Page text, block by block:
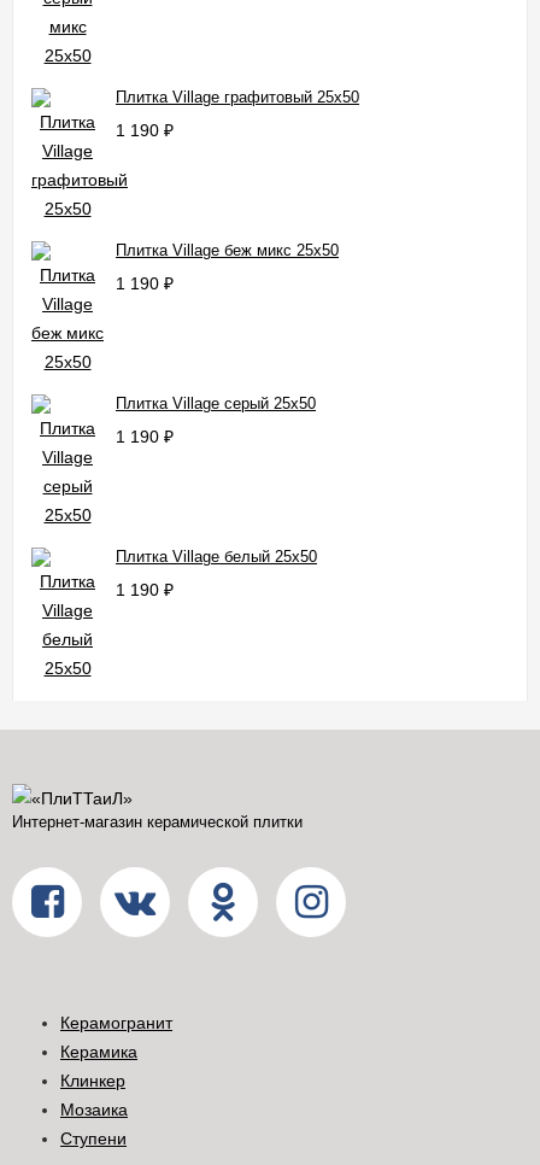
Плитка Village графитовый 25x50
1 190 ₽
Плитка Village беж микс 25x50
1 190 ₽
Плитка Village серый 25x50
1 190 ₽
Плитка Village белый 25x50
1 190 ₽
Интернет-магазин керамической плитки
Керамогранит
Керамика
Клинкер
Мозаика
Ступени